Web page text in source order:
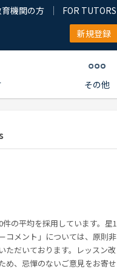
機関の方 FOR TUTORS
新規登録
その他
の平均を採用しています。星1
コメント」については、原則非
ただいております。レッスン改
め、忌憚のないご意見をお寄せ